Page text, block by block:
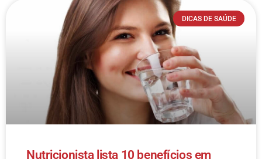
DICAS DE SAÚDE
Nutricionista lista 10 benefícios em